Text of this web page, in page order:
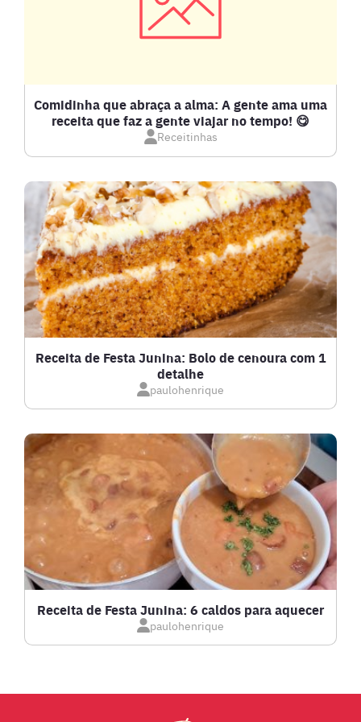
COMPOTAS E GELEIAS
DOCES E SOBREMESAS
DRINKS
FRANGO
FRUTOS DO MAR
GRATINADOS
LANCHES
LASANHAS
LOW CARB
MASSAS E PASTAS
Comidinha que abraça a alma: A gente ama uma
receita que faz a gente viajar no tempo! 😋
Receitinhas
Receita de Festa Junina: Bolo de cenoura com 1
detalhe
paulohenrique
Receita de Festa Junina: 6 caldos para aquecer
paulohenrique